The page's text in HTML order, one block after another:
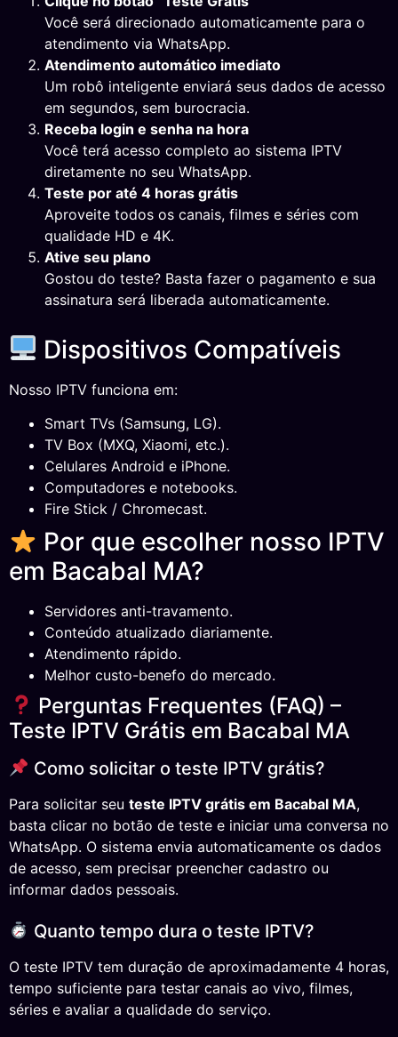
Você será direcionado automaticamente para o
atendimento via WhatsApp.
Atendimento automático imediato
Um robô inteligente enviará seus dados de acesso
em segundos, sem burocracia.
Receba login e senha na hora
Você terá acesso completo ao sistema IPTV
diretamente no seu WhatsApp.
Teste por até 4 horas grátis
Aproveite todos os canais, filmes e séries com
qualidade HD e 4K.
Ative seu plano
Gostou do teste? Basta fazer o pagamento e sua
assinatura será liberada automaticamente.
Dispositivos Compatíveis
Nosso IPTV funciona em:
Smart TVs (Samsung, LG).
TV Box (MXQ, Xiaomi, etc.).
Celulares Android e iPhone.
Computadores e notebooks.
Fire Stick / Chromecast.
Por que escolher nosso IPTV
em Bacabal MA?
Servidores anti-travamento.
Conteúdo atualizado diariamente.
Atendimento rápido.
Melhor custo-benefo do mercado.
Perguntas Frequentes (FAQ) –
Teste IPTV Grátis em Bacabal MA
Como solicitar o teste IPTV grátis?
Para solicitar seu teste IPTV grátis em Bacabal MA,
basta clicar no botão de teste e iniciar uma conversa no
WhatsApp. O sistema envia automaticamente os dados
de acesso, sem precisar preencher cadastro ou
informar dados pessoais.
Quanto tempo dura o teste IPTV?
O teste IPTV tem duração de aproximadamente 4 horas,
tempo suficiente para testar canais ao vivo, filmes,
séries e avaliar a qualidade do serviço.